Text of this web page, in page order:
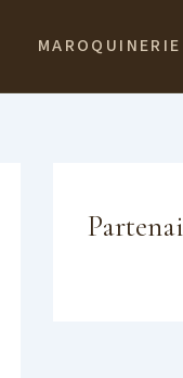
MAROQUINERIE